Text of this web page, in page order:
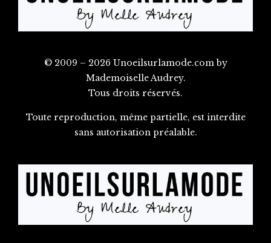
© 2009 – 2026 Unoeilsurlamode.com by
Mademoiselle Audrey.
Tous droits réservés.
Toute reproduction, même partielle, est interdite
sans autorisation préalable.